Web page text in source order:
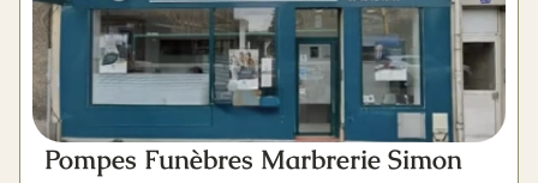
Pompes Funèbres Marbrerie Simon